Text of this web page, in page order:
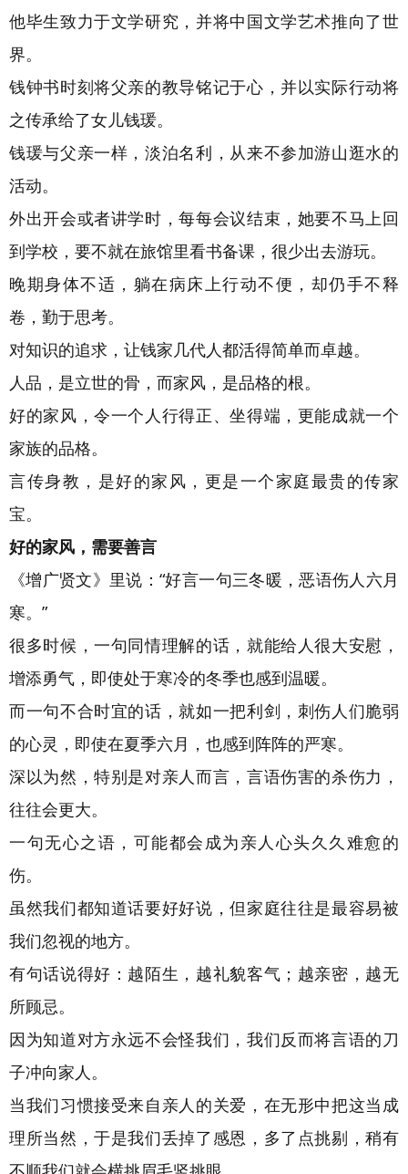
他毕生致力于文学研究，并将中国文学艺术推向了世
界。
钱钟书时刻将父亲的教导铭记于心，并以实际行动将
之传承给了女儿钱瑗。
钱瑗与父亲一样，淡泊名利，从来不参加游山逛水的
活动。
外出开会或者讲学时，每每会议结束，她要不马上回
到学校，要不就在旅馆里看书备课，很少出去游玩。
晚期身体不适，躺在病床上行动不便，却仍手不释
卷，勤于思考。
对知识的追求，让钱家几代人都活得简单而卓越。
人品，是立世的骨，而家风，是品格的根。
好的家风，令一个人行得正、坐得端，更能成就一个
家族的品格。
言传身教，是好的家风，更是一个家庭最贵的传家
宝。
好的家风，需要善言
《增广贤文》里说：“好言一句三冬暖，恶语伤人六月
寒。”
很多时候，一句同情理解的话，就能给人很大安慰，
增添勇气，即使处于寒冷的冬季也感到温暖。
而一句不合时宜的话，就如一把利剑，刺伤人们脆弱
的心灵，即使在夏季六月，也感到阵阵的严寒。
深以为然，特别是对亲人而言，言语伤害的杀伤力，
往往会更大。
一句无心之语，可能都会成为亲人心头久久难愈的
伤。
虽然我们都知道话要好好说，但家庭往往是最容易被
我们忽视的地方。
有句话说得好：越陌生，越礼貌客气；越亲密，越无
所顾忌。
因为知道对方永远不会怪我们，我们反而将言语的刀
子冲向家人。
当我们习惯接受来自亲人的关爱，在无形中把这当成
理所当然，于是我们丢掉了感恩，多了点挑剔，稍有